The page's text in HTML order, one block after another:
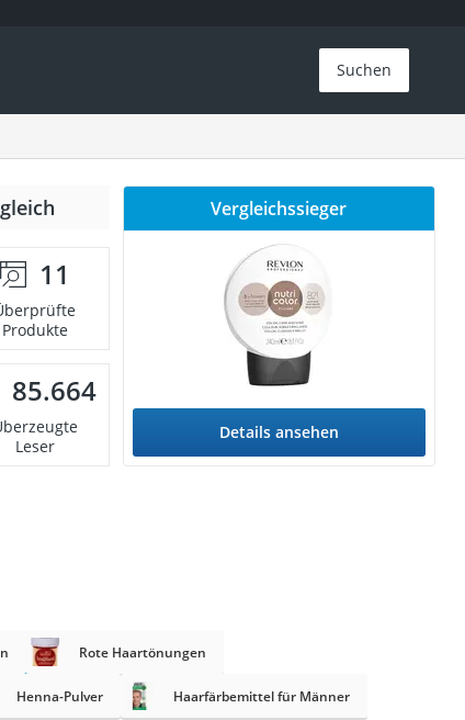
Suchen
11
Produkte
85.664
Leser
Vergleichssieger
Details ansehen
Rote Haartönungen
Henna-Pulver Haarfärbemittel für Männer